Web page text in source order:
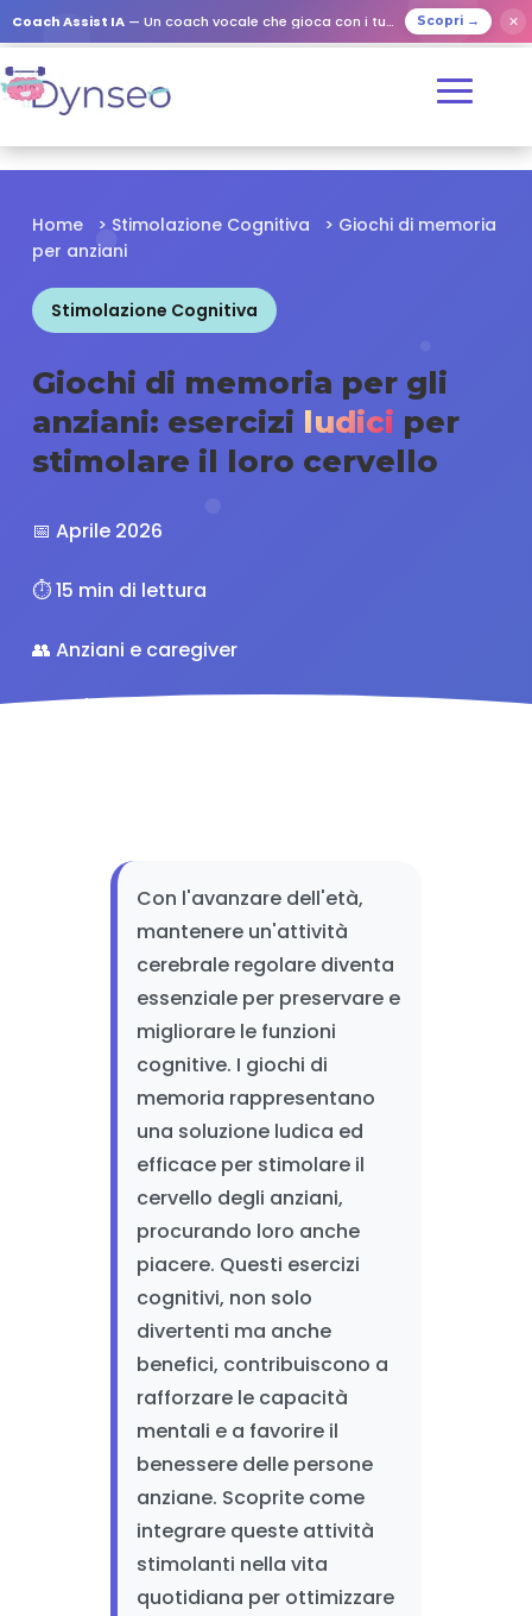
Coach Assist IA — Un coach vocale che gioca con i tuoi cari Scopri → ✕
Home > Stimolazione Cognitiva > Giochi di memoria
per anziani
Stimolazione Cognitiva
Giochi di memoria per gli
anziani: esercizi ludici per
stimolare il loro cervello
📅 Aprile 2026
⏱️ 15 min di lettura
👥 Anziani e caregiver
⭐ 4.8/5 (127 recensioni)
Con l'avanzare dell'età,
mantenere un'attività
cerebrale regolare diventa
essenziale per preservare e
migliorare le funzioni
cognitive. I giochi di
memoria rappresentano
una soluzione ludica ed
efficace per stimolare il
cervello degli anziani,
procurando loro anche
piacere. Questi esercizi
cognitivi, non solo
divertenti ma anche
benefici, contribuiscono a
rafforzare le capacità
mentali e a favorire il
benessere delle persone
anziane. Scoprite come
integrare queste attività
stimolanti nella vita
quotidiana per ottimizzare